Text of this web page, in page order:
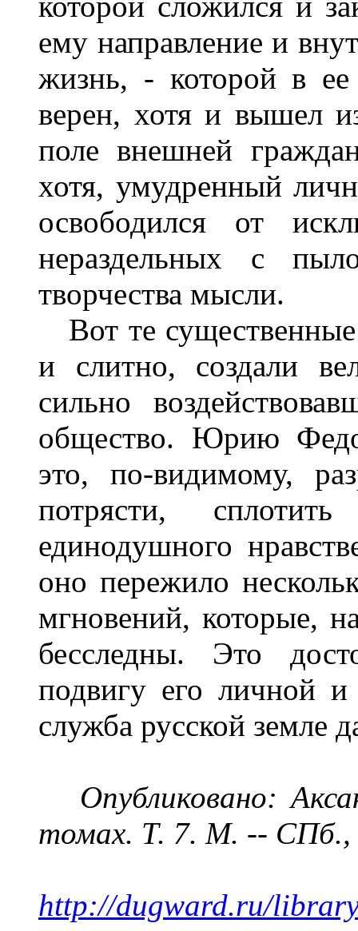
ему направление и
жизнь, - которой в
верен, хотя и вышел
поле внешней
хотя, умудренный
освободился от
нераздельных с
творчества мысли.
Вот те существенные
и слитно, создали
сильно
общество. Юрию
это, по-видимому,
потрясти,
единодушного
оно пережило
мгновений, которые,
бесследны. Это
подвигу его личной
служба русской земле
Опубликовано:
томах. Т. 7. М. -- СПб.,
http://dugward.ru/